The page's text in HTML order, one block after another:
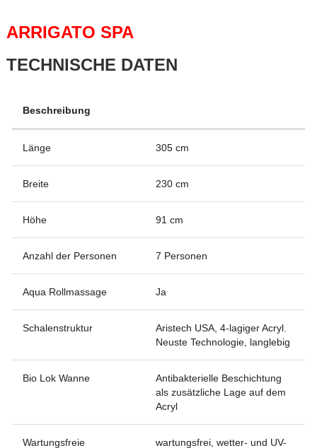
ARRIGATO SPA
TECHNISCHE DATEN
Beschreibung
Länge 305 cm
Breite 230 cm
Höhe 91 cm
Anzahl der Personen 7 Personen
Aqua Rollmassage Ja
Schalenstruktur
Aristech USA, 4-lagiger Acryl.
Neuste Technologie, langlebig
Bio Lok Wanne
Antibakterielle Beschichtung
als zusätzliche Lage auf dem
Acryl
Wartungsfreie wartungsfrei, wetter- und UV-